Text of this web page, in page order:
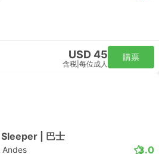
USD 45
含税 每位成人
購票
| 巴士
3.0